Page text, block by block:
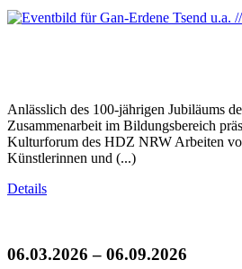
Anlässlich des 100-jährigen Jubiläums
Zusammenarbeit im Bildungsbereich
Kulturforum des HDZ NRW Arbeiten
Künstlerinnen und (...)
Details
06.03.2026 – 06.09.2026